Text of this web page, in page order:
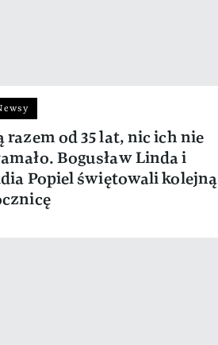
razem od 35 lat, nic ich nie
Bogusław Linda i
Popiel świętowali kolejną